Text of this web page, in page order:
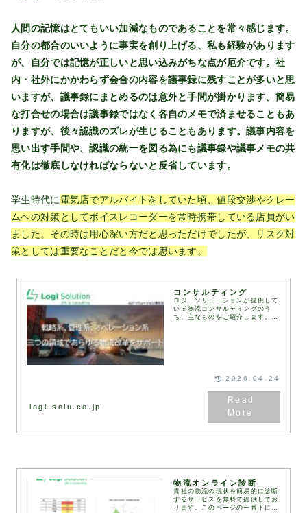
人間の記憶はとてもいい加減なものであることを常々感じます。
自分の都合のいいように事実を創り上げる、私も経験があります
が、自分では記憶が正しいと思い込みがちな点が厄介です。社
内・社外にかかわらず会合の内容を議事録に残すことが多いと思
いますが、議事録にまとめるのは意外と手間が掛かります。簡易
な打合せの場合は議事録ではなく各自のメモで済ませることもあ
りますが、後々認識のズレが生じることもあります。議事内容を
思い出す手間や、認識の統一を図る為にも議事録や議事メモの共
有化は徹底しなければならないと反省しています。
学生時代に電気店でアルバイトをしていた頃、値段交渉やクレー
ムへの対策としてボイスレコーダーを常時携帯している店員がい
ました。その時は用心深い方だと思っただけでしたが、リスク対
策としては重要なことだと今では思います。
コンサルティング
ロジ・ソリューションが提供して
いる物流コンサルティングのう
ち、主なものをご紹介します。お
logi-solu.co.jp
2026.04.24
物流オンライン診断
貴社の物流の現状を簡易的に診断
するサービスを無料で提供してお
ります。このページの一番下にあ